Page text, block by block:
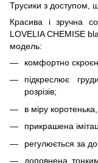
Трусики з доступом,
Красива і зручна
LOVELIA CHEMISE
модель:
комфортно
підкреслює
розрізів;
в міру
прикрашена
регулюється за
доповнена